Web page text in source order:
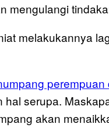
mengulangi
melakukannya
hal serupa.
akan